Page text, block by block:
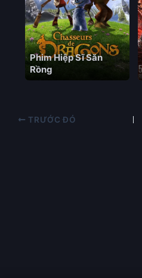
Phim Hiệp Sĩ Săn
Rồng
TRƯỚC ĐÓ